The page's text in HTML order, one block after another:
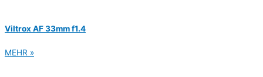
Viltrox AF 33mm f1.4
MEHR »